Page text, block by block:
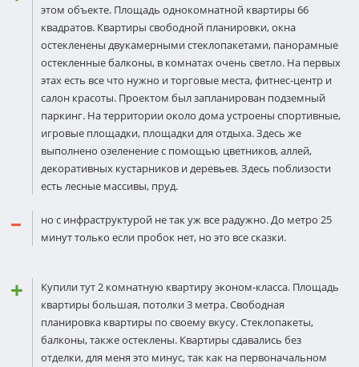
этом объекте. Площадь однокомнатной квартиры 66
квадратов. Квартиры свободной планировки, окна
остекленены двукамерными стеклопакетами, панорамные
остекленные балконы, в комнатах очень светло. На первых
этах есть все что нужно и торговые места, фитнес-центр и
салон красоты. Проектом был запланирован подземный
паркинг. На территории около дома устроены спортивные,
игровые площадки, площадки для отдыха. Здесь же
выполнено озеленение с помощью цветников, аллей,
декоративных кустарников и деревьев. Здесь поблизости
есть лесные массивы, пруд.
но с инфраструктурой не так уж все радужно. До метро 25
минут только если пробок нет, но это все сказки.
Купили тут 2 комнатную квартиру эконом-класса. Площадь
квартиры большая, потолки 3 метра. Свободная
планировка квартиры по своему вкусу. Стеклопакеты,
балконы, также остеклены. Квартиры сдавались без
отделки, для меня это минус, так как на первоначальном